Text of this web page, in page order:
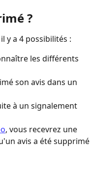
?
y a 4 possibilités :
les différents
son avis dans un
à un signalement
, vous recevrez une
avis a été supprimé